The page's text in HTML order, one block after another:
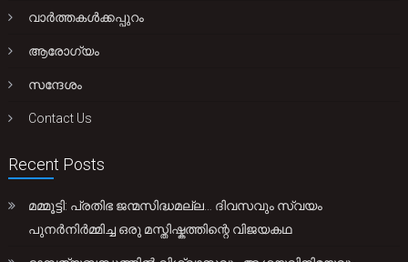
വാർത്തകൾക്കപ്പുറം
ആരോഗ്യം
സന്ദേശം
Contact Us
Recent Posts
മമ്മൂട്ടി: പ്രതിഭ ജന്മസിദ്ധമല്ല… ദിവസവും സ്വയം
പുനർനിർമ്മിച്ച ഒരു മസ്തിഷ്കത്തിന്റെ വിജയകഥ